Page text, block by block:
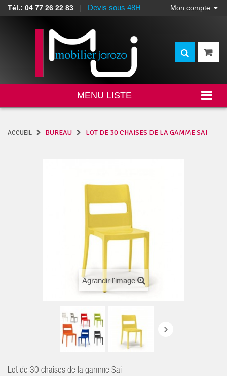
Tél.: 04 77 26 22 83 | Devis sous 48H Mon compte
MENU LISTE
ACCUEIL BUREAU LOT DE 30 CHAISES DE LA GAMME SAI
Agrandir l'image
Lot de 30 chaises de la gamme Sai